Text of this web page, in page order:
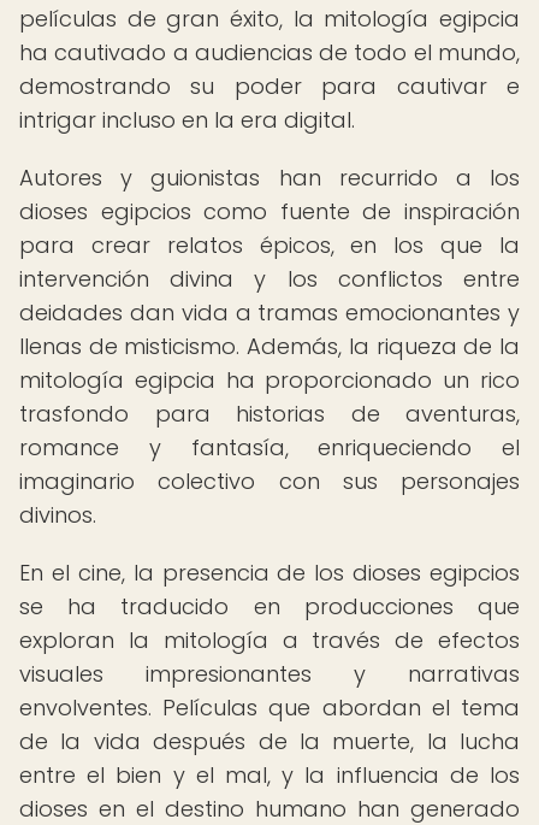
películas de gran éxito, la mitología egipcia
ha cautivado a audiencias de todo el mundo,
demostrando su poder para cautivar e
intrigar incluso en la era digital.
Autores y guionistas han recurrido a los
dioses egipcios como fuente de inspiración
para crear relatos épicos, en los que la
intervención divina y los conflictos entre
deidades dan vida a tramas emocionantes y
llenas de misticismo. Además, la riqueza de la
mitología egipcia ha proporcionado un rico
trasfondo para historias de aventuras,
romance y fantasía, enriqueciendo el
imaginario colectivo con sus personajes
divinos.
En el cine, la presencia de los dioses egipcios
se ha traducido en producciones que
exploran la mitología a través de efectos
visuales impresionantes y narrativas
envolventes. Películas que abordan el tema
de la vida después de la muerte, la lucha
entre el bien y el mal, y la influencia de los
dioses en el destino humano han generado